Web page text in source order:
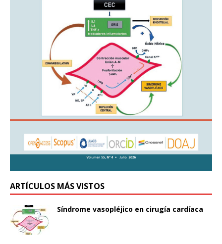
ARTÍCULOS MÁS VISTOS
Síndrome vasopléjico en cirugía cardíaca